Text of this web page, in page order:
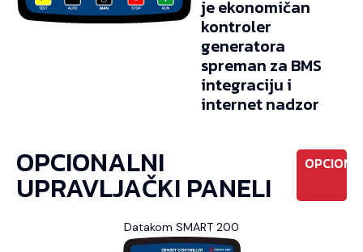
je ekonomičan
kontroler
generatora
spreman za BMS
integraciju i
internet nadzor
OPCIONALNI
UPRAVLJAČKI PANELI
OPCIONO
Datakom SMART 200